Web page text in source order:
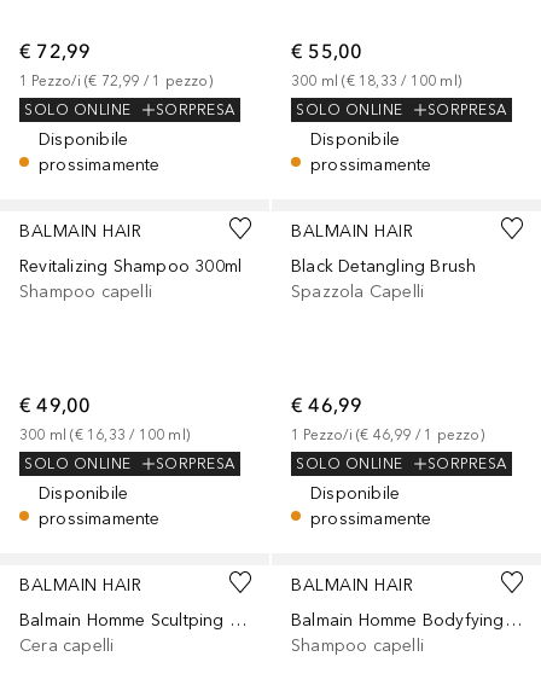
€ 72,99
1 Pezzo/i (€ 72,99 / 1 pezzo)
SOLO ONLINE
SORPRESA
Disponibile
prossimamente
€ 55,00
300 ml (€ 18,33 / 100 ml)
SOLO ONLINE
SORPRESA
Disponibile
prossimamente
BALMAIN HAIR
Revitalizing Shampoo 300ml
Shampoo capelli
€ 49,00
300 ml (€ 16,33 / 100 ml)
SOLO ONLINE
SORPRESA
Disponibile
prossimamente
BALMAIN HAIR
Black Detangling Brush
Spazzola Capelli
€ 46,99
1 Pezzo/i (€ 46,99 / 1 pezzo)
SOLO ONLINE
SORPRESA
Disponibile
prossimamente
BALMAIN HAIR
Balmain Homme Scultping Wax 100ml
Cera capelli
BALMAIN HAIR
Balmain Homme Bodyfying Shampoo 250ml
Shampoo capelli